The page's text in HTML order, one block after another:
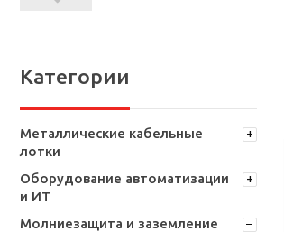
Категории
Металлические кабельные
лотки
Оборудование автоматизации
и ИТ
Молниезащита и заземление